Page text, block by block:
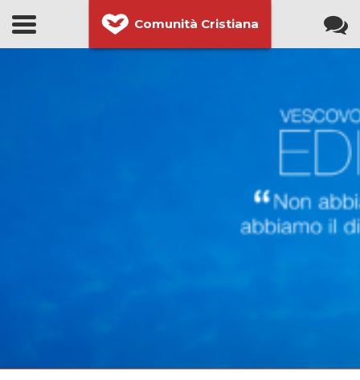
Comunità Cristiana